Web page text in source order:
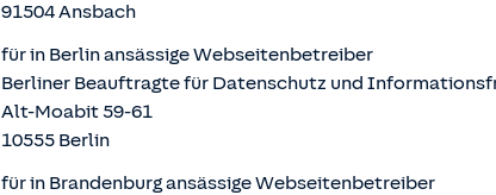
91504 Ansbach
für in Berlin ansässige Webseitenbetreiber
Berliner Beauftragte für Datenschutz und
Alt-Moabit 59-61
10555 Berlin
für in Brandenburg ansässige Webseitenbetreiber